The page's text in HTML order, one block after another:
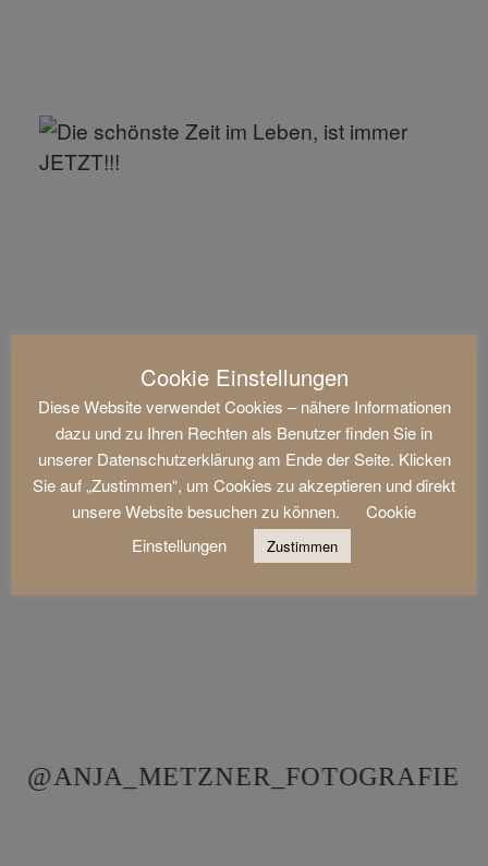
@ANJA_METZNER_FOTOGRAFIE
Cookie Einstellungen
Diese Website verwendet Cookies – nähere Informationen
dazu und zu Ihren Rechten als Benutzer finden Sie in
unserer Datenschutzerklärung am Ende der Seite. Klicken
Sie auf „Zustimmen“, um Cookies zu akzeptieren und direkt
unsere Website besuchen zu können.
Cookie
Einstellungen
Zustimmen